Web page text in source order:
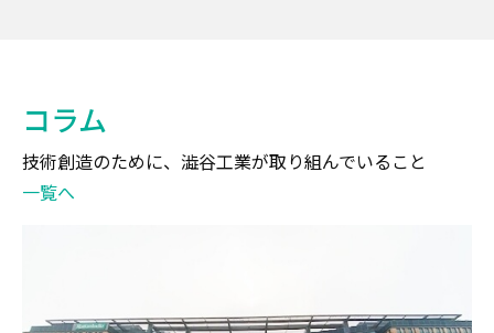
コラム
技術創造のために、澁谷工業が取り組んでいること
一覧へ